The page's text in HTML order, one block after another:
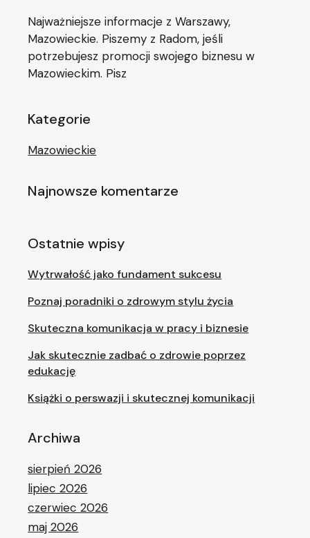
Najważniejsze informacje z Warszawy,
Mazowieckie. Piszemy z Radom, jeśli
potrzebujesz promocji swojego biznesu w
Mazowieckim. Pisz
Kategorie
Mazowieckie
Najnowsze komentarze
Ostatnie wpisy
Wytrwałość jako fundament sukcesu
Poznaj poradniki o zdrowym stylu życia
Skuteczna komunikacja w pracy i biznesie
Jak skutecznie zadbać o zdrowie poprzez
edukację
Książki o perswazji i skutecznej komunikacji
Archiwa
sierpień 2026
lipiec 2026
czerwiec 2026
maj 2026